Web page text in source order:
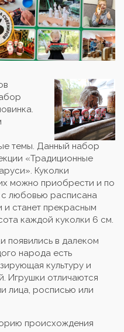
темы. Данный набор
«Традиционные
Куколки
можно приобрести и по
с любовью расписана
станет прекрасным
каждой куколки 6 см.
появились в далеком
народа есть
культуру и
Игрушки отличаются
лица, росписью или
происхождения